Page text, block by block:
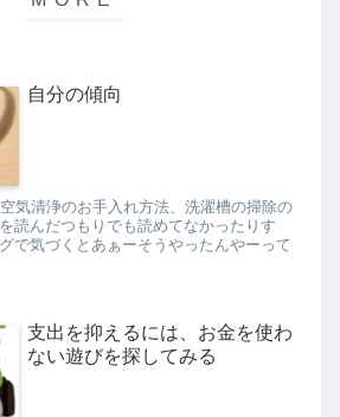
自分の傾向
気清浄のお手入れ方法、洗濯槽の掃除の
読んだつもりでも読めてなかったりす
で気づくとあぁーそうやったんやーって
支出を抑えるには、お金を使わ
ない遊びを探してみる